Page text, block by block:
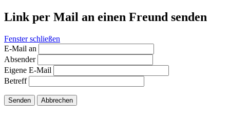
Link per Mail an einen Freund senden
Fenster schließen
E-Mail an
Absender
Eigene E-Mail
Betreff
Senden Abbrechen